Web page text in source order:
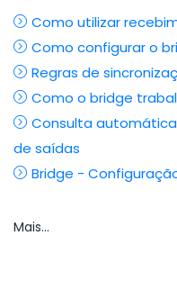
Como utilizar
Como configurar o
Regras de
Como o bridge
Consulta
de saídas
Bridge -
Mais...